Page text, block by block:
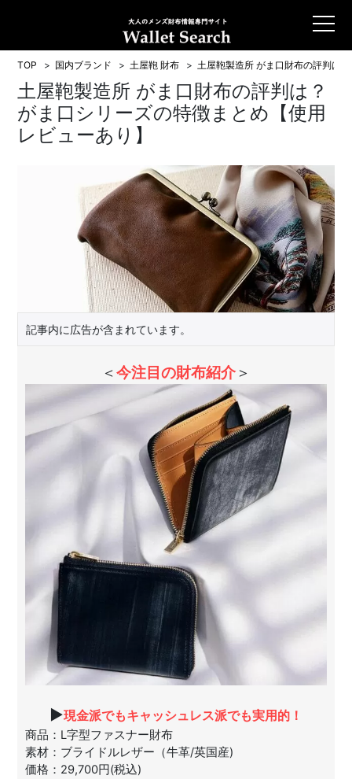
TOP 国内ブランド 土屋鞄 財布 土屋鞄製造所 がま口財布の評判は
土屋鞄製造所 がま口財布の評判は？
がま口シリーズの特徴まとめ【使用
レビューあり】
記事内に広告が含まれています。
＜ 今注目の財布紹介 ＞
▶現金派でもキャッシュレス派でも実用的！
商品：L字型ファスナー財布
素材：ブライドルレザー（牛革/英国産)
価格：29,700円(税込)